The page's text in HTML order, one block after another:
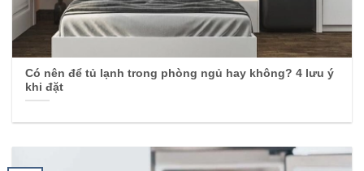
Có nên để tủ lạnh trong phòng ngủ hay không? 4 lưu ý
khi đặt